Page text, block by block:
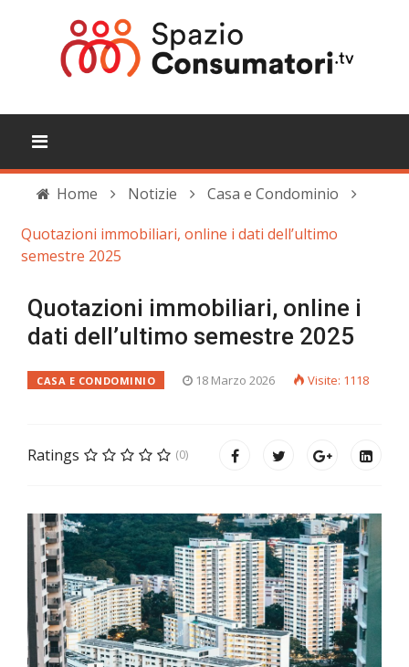
Home Notizie
Casa e Condominio
Quotazioni immobiliari, online i dati dell’ultimo
semestre 2025
Quotazioni immobiliari, online i
dati dell’ultimo semestre 2025
CASA E CONDOMINIO 18 Marzo 2026 Visite: 1118
Ratings (0)